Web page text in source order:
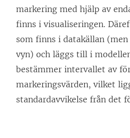
markering med hjälp av
finns i visualiseringen.
som finns i datakällan
vyn) och läggs till i
bestämmer intervallet av
markeringsvärden, vilket
standardavvikelse från det